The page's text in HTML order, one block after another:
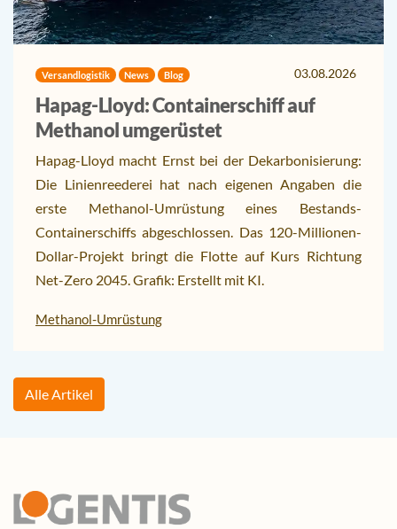
Versandlogistik News Blog 03.08.2026
Hapag-Lloyd: Containerschiff auf
Methanol umgerüstet
Hapag-Lloyd macht Ernst bei der Dekarbonisierung:
Die Linienreederei hat nach eigenen Angaben die
erste Methanol-Umrüstung eines Bestands-
Containerschiffs abgeschlossen. Das 120-Millionen-
Dollar-Projekt bringt die Flotte auf Kurs Richtung
Net-Zero 2045. Grafik: Erstellt mit KI.
Methanol-Umrüstung
Alle Artikel